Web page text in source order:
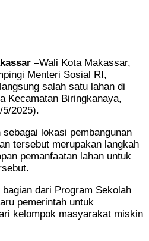
–Wali Kota Makassar,
Menteri Sosial RI,
salah satu lahan di
Kecamatan Biringkanaya,
2025).
lokasi pembangunan
tersebut merupakan langkah
pemanfaatan lahan untuk
dari Program Sekolah
pemerintah untuk
kelompok masyarakat miskin